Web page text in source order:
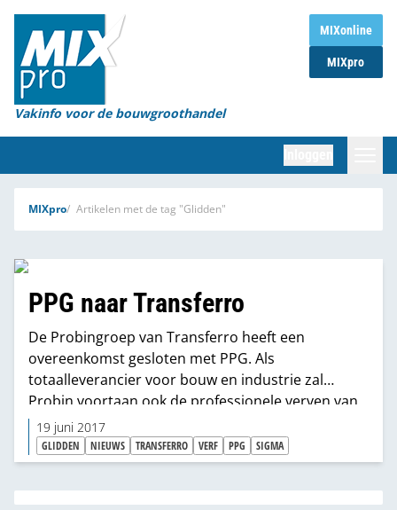
MIXonline
MIXpro
Vakinfo voor de bouwgroothandel
Home
Magazines
Organisaties
Marktcijfers
Partners
MIXpro Artikelen met de tag "Glidden"
PPG naar Transferro
De Probingroep van Transferro heeft een
overeenkomst gesloten met PPG. Als
totaalleverancier voor bouw en industrie zal
Probin voortaan ook de professionele verven van
PPG op nemen in haar assortiment.
19 juni 2017
GLIDDEN NIEUWS TRANSFERRO VERF PPG SIGMA